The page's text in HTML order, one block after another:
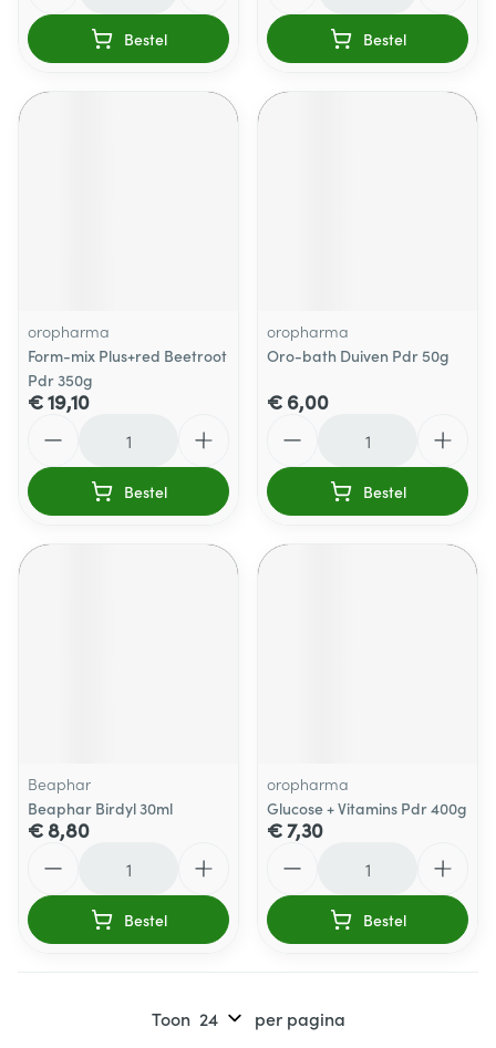
Bestel Bestel
oropharma
Form-mix Plus+red Beetroot
Pdr 350g
€ 19,10
Bestel
oropharma
Oro-bath Duiven Pdr 50g
€ 6,00
Bestel
Beaphar
Beaphar Birdyl 30ml
€ 8,80
Bestel
oropharma
Glucose + Vitamins Pdr 400g
€ 7,30
Bestel
Toon per pagina